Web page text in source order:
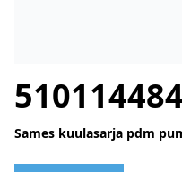
Sames kuulasarja pdm